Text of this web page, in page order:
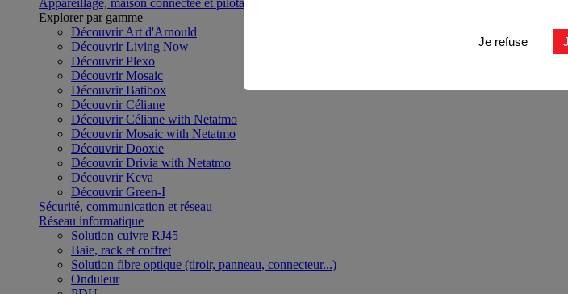
Appareillage, maison connectée et pilotage du bâtiment
Explorer par gamme
Découvrir Art d'Arnould
Découvrir Living Now
Découvrir Plexo
Découvrir Mosaic
Découvrir Batibox
Découvrir Céliane
Découvrir Céliane with Netatmo
Découvrir Mosaic with Netatmo
Découvrir Dooxie
Découvrir Drivia with Netatmo
Découvrir Keva
Découvrir Green-I
Sécurité, communication et réseau
Réseau informatique
Solution cuivre RJ45
Baie, rack et coffret
Solution fibre optique (tiroir, panneau, connecteur...)
Onduleur
Je refuse